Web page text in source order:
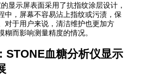
显示屏表面采用了抗指纹涂层设计，
中，屏幕不容易沾上指纹或污渍，保
对于用户来说，清洁维护也更加方
糊而影响测量精度的情况。
STONE血糖分析仪显示